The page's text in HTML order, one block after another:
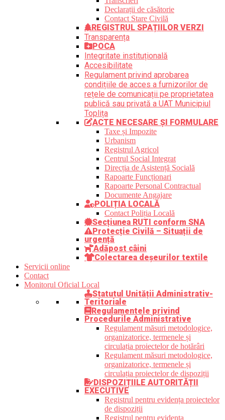
Declarații de căsătorie
Contact Stare Civilă
REGISTRUL SPAȚIILOR VERZI
Transparența
POCA
Integritate instituțională
Accesibilitate
Regulament privind aprobarea
condițiile de acces a furnizorilor de
rețele de comunicații pe proprietatea
publică sau privată a UAT Municipiul
Toplița
ACTE NECESARE ȘI FORMULARE
Taxe și Impozite
Urbanism
Registrul Agricol
Centrul Social Integrat
Direcția de Asistență Socială
Rapoarte Funcționari
Rapoarte Personal Contractual
Documente Angajare
POLIȚIA LOCALĂ
Contact Poliția Locală
Secțiunea RUTI conform SNA
Protecție Civilă – Situații de
urgență
Adăpost câini
Colectarea deșeurilor textile
Servicii online
Contact
Monitorul Oficial Local
Statutul Unității Administrativ-
Teritoriale
Regulamentele privind
Procedurile Administrative
Regulament măsuri metodologice,
organizatorice, termenele și
circulația proiectelor de hotărâri
Regulament măsuri metodologice,
organizatorice, termenele și
circulația proiectelor de dispoziții
DISPOZIȚIILE AUTORITĂȚII
EXECUTIVE
Registrul pentru evidența proiectelor
de dispoziții
Registrul pentru evidența